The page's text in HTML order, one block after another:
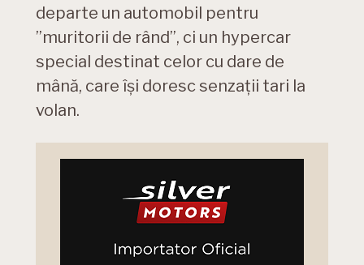
departe un automobil pentru
”muritorii de rând”, ci un hypercar
special destinat celor cu dare de
mână, care își doresc senzații tari la
volan.